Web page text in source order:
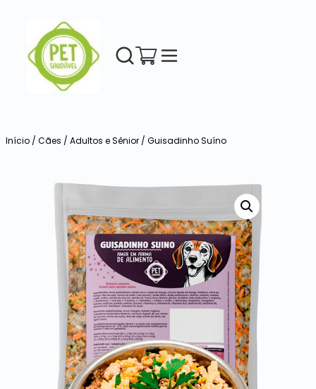
Início / Cães / Adultos e Sênior / Guisadinho Suíno